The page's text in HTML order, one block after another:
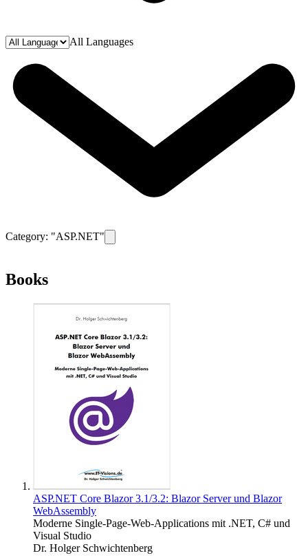
All Languages
Category: "ASP.NET"
Books
ASP.NET Core Blazor 3.1/3.2: Blazor Server und Blazor
WebAssembly
Moderne Single-Page-Web-Applications mit .NET, C# und
Visual Studio
Dr. Holger Schwichtenberg